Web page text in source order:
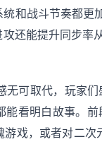
和战斗节奏都更
还能提升同步率
可取代，玩家
看明白故事。
戏，或者对二次